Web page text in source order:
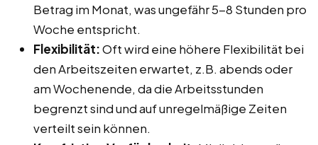
Betrag im Monat, was ungefähr 5-8 Stunden pro
Woche entspricht.
Flexibilität:Oft wird eine höhere Flexibilität bei
den Arbeitszeiten erwartet, z.B. abends oder
am Wochenende, da die Arbeitsstunden
begrenzt sind und auf unregelmäßige Zeiten
verteilt sein können.